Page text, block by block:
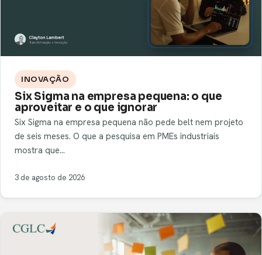
INOVAÇÃO
Six Sigma na empresa pequena: o que
aproveitar e o que ignorar
Six Sigma na empresa pequena não pede belt nem projeto
de seis meses. O que a pesquisa em PMEs industriais
mostra que…
3 de agosto de 2026